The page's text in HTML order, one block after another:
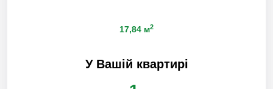
17,84 м2
У Вашій квартирі